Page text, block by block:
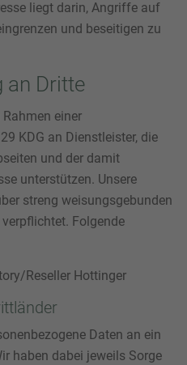
liegt darin, Angriffe auf
und beseitigen zu
an Dritte
einer
KDG an Dienstleister, die
und der damit
unterstützen. Unsere
streng weisungsgebunden
Folgende
Reseller Hottinger
Daten an ein
haben dabei jeweils Sorge